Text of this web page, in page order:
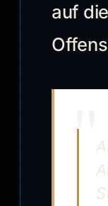
auf